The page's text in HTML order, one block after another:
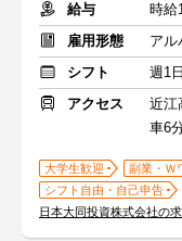
給与
時給
雇用形態
アル
シフト
週1
アクセス
近江
車6
大学生歓迎 副業・Ｗ
シフト自由・自己申告
日本大同投資株式会社の